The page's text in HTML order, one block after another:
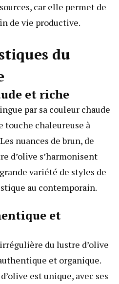
car elle permet de
de vie productive.
du
et riche
par sa couleur chaude
touche chaleureuse à
nuances de brun, de
d’olive s’harmonisent
variété de styles de
au contemporain.
et
du lustre d’olive
et organique.
est unique, avec ses